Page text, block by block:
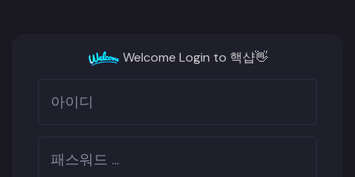
Welcome Login to 핵샵👋